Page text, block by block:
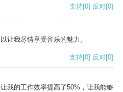
支持[0] 反对[0]
让我尽情享受音乐的魅力。
支持[0] 反对[0]
我的工作效率提高了50%，让我能够